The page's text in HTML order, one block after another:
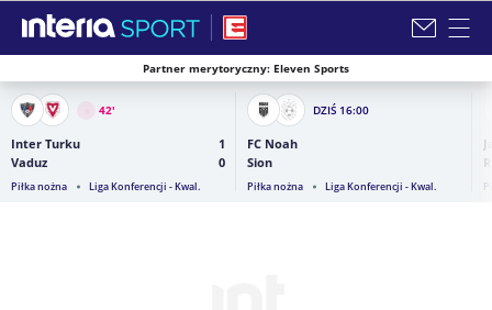
Zamknij i przejdź na stronę główną INTERIA
Partner merytoryczny: Eleven Sports
42'
Inter Turku
1
Vaduz
0
Piłka nożna Liga Konferencji - Kwal.
DZIŚ 16:00
FC Noah
Sion
Piłka nożna Liga Konferencji - Kwal.